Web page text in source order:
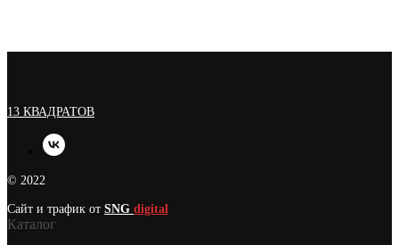
13 КВАДРАТОВ
© 2022
Сайт и трафик от SNG digital
Каталог